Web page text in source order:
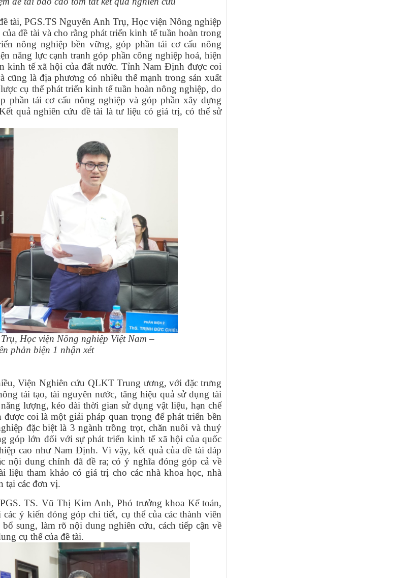
tài, PGS.TS Nguyễn Anh Trụ, Học viện Nông nghiệp
đề tài và cho rằng phát triển kinh tế tuần hoàn trong
nông nghiệp bền vững, góp phần tái cơ cấu nông
năng lực cạnh tranh góp phần công nghiệp hoá, hiện
kinh tế xã hội của đất nước. Tỉnh Nam Định được coi
là địa phương có nhiều thế mạnh trong sản xuất
cụ thể phát triển kinh tế tuần hoàn nông nghiệp, do
phần tái cơ cấu nông nghiệp và góp phần xây dựng
quả nghiên cứu đề tài là tư liệu có giá trị, có thể sử
Học viện Nông nghiệp Việt Nam –
phản biện 1 nhận xét
Viện Nghiên cứu QLKT Trung ương, với đặc trưng
tái tạo, tài nguyên nước, tăng hiệu quả sử dụng tài
lượng, kéo dài thời gian sử dụng vật liệu, hạn chế
coi là một giải pháp quan trọng để phát triển bền
đặc biệt là 3 ngành trồng trọt, chăn nuôi và thuỷ
góp lớn đối với sự phát triển kinh tế xã hội của quốc
cao như Nam Định. Vì vậy, kết quả của đề tài đáp
nội dung chính đã đề ra; có ý nghĩa đóng góp cả về
liệu tham khảo có giá trị cho các nhà khoa học, nhà
tại các đơn vị.
TS. Vũ Thị Kim Anh, Phó trưởng khoa Kế toán,
ý kiến đóng góp chi tiết, cụ thể của các thành viên
sung, làm rõ nội dung nghiên cứu, cách tiếp cận về
cụ thể của đề tài.